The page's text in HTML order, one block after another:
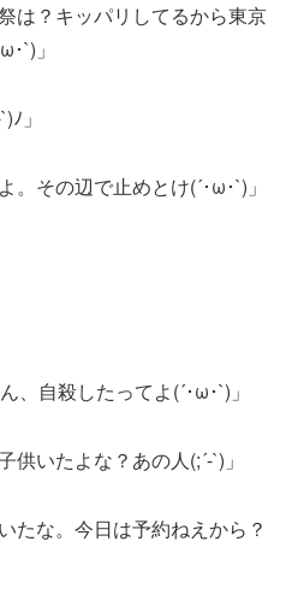
は？キッパリしてるから東京
`)」
」
その辺で止めとけ(´･ω･`)」
自殺したってよ(´･ω･`)」
いたよな？あの人(;´-`)」
たな。今日は予約ねえから？